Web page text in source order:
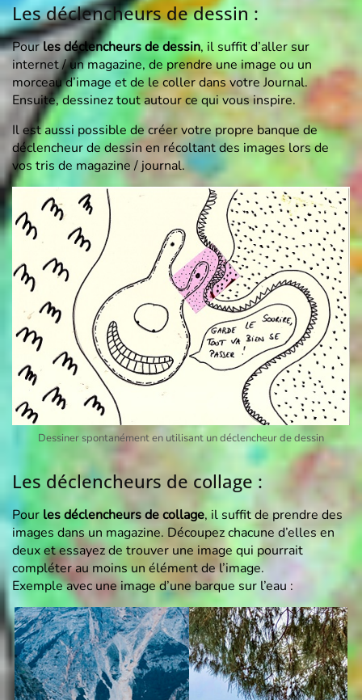
Les déclencheurs de dessin :
Pourles déclencheurs de dessin, il suffit d’aller sur
internet / un magazine, de prendre une image ou un
morceau d’image et de le coller dans votre Journal.
Ensuite, dessinez tout autour ce qui vous inspire.
Il est aussi possible de créer votre propre banque de
déclencheur de dessin en récoltant des images lors de
vos tris de magazine / journal.
Dessiner spontanément en utilisant un déclencheur de dessin
Les déclencheurs de collage :
Pour les déclencheurs de collage, il suffit de prendre des
images dans un magazine. Découpez chacune d’elles en
deux et essayez de trouver une image qui pourrait
compléter au moins un élément de l’image.
Exemple avec une image d’une barque sur l’eau :